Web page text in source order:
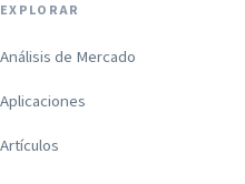
EXPLORAR
Análisis de Mercado
Aplicaciones
Artículos